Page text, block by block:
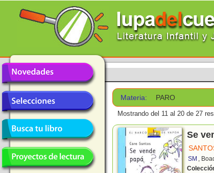
Materia: PARO
Mostrando del 11 al 20 de 27
Se
SM ,